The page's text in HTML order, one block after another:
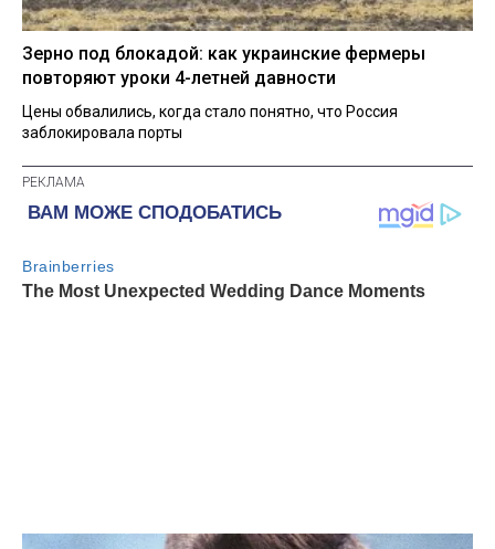
Зерно под блокадой: как украинские фермеры
повторяют уроки 4-летней давности
Цены обвалились, когда стало понятно, что Россия
заблокировала порты